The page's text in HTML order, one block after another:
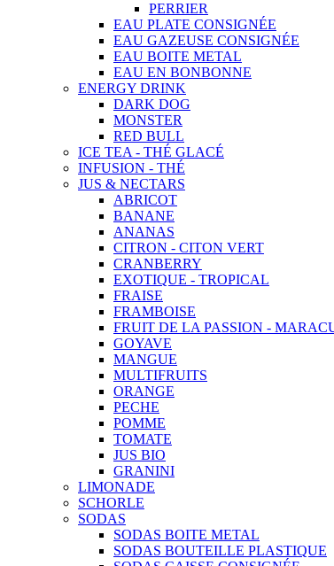
PERRIER
EAU PLATE CONSIGNÉE
EAU GAZEUSE CONSIGNÉE
EAU BOITE METAL
EAU EN BONBONNE
ENERGY DRINK
DARK DOG
MONSTER
RED BULL
ICE TEA - THÉ GLACÉ
INFUSION - THÉ
JUS & NECTARS
ABRICOT
BANANE
ANANAS
CITRON - CITON VERT
CRANBERRY
EXOTIQUE - TROPICAL
FRAISE
FRAMBOISE
FRUIT DE LA PASSION -
GOYAVE
MANGUE
MULTIFRUITS
ORANGE
PECHE
POMME
TOMATE
JUS BIO
GRANINI
LIMONADE
SCHORLE
SODAS
SODAS BOITE METAL
SODAS BOUTEILLE PLASTIQUE